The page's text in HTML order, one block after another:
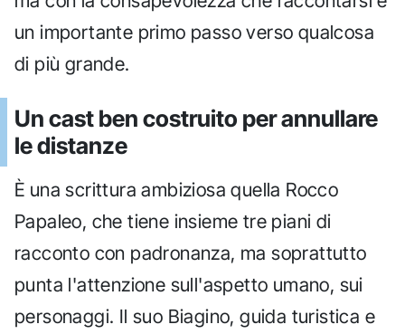
un importante primo passo verso qualcosa
di più grande.
Un cast ben costruito per annullare
le distanze
È una scrittura ambiziosa quella Rocco
Papaleo, che tiene insieme tre piani di
racconto con padronanza, ma soprattutto
punta l'attenzione sull'aspetto umano, sui
personaggi. Il suo Biagino, guida turistica e